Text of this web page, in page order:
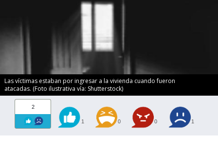
Las víctimas estaban por ingresar a la vivienda cuando fueron
atacadas. (Foto ilustrativa vía: Shutterstock)
2
1 0 0 1